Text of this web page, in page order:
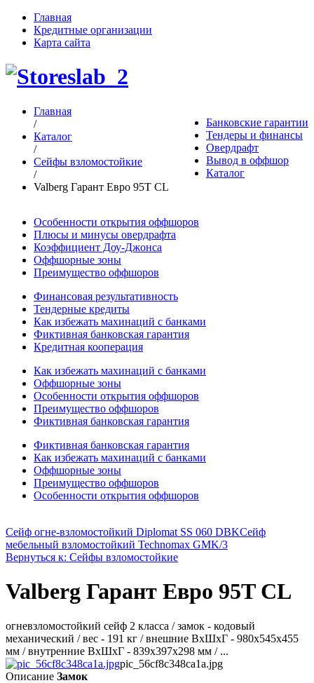
Главная
Кредитные организации
Карта сайта
Банковские гарантии
Тендеры и финансы
Овердрафт
Вывод в оффшор
Каталог
Главная
/
Каталог
/
Сейфы взломостойкие
/
Valberg Гарант Евро 95T CL
Особенности открытия оффшоров
Плюсы и минусы овердрафта
Коэффициент Доу-Джонса
Оффшорные зоны
Преимущество оффшоров
Финансовая результативность
Тендерные кредиты
Как избежать махинаций с банками
Фиктивная банковская гарантия
Кредитная кооперация
Как избежать махинаций с банками
Оффшорные зоны
Особенности открытия оффшоров
Преимущество оффшоров
Фиктивная банковская гарантия
Фиктивная банковская гарантия
Как избежать махинаций с банками
Оффшорные зоны
Преимущество оффшоров
Особенности открытия оффшоров
Сейф огне-взломостойкий Diplomat SS 060 DBKСейф
мебельный взломостойкий Technomax GMK/3
Вернуться к: Сейфы взломостойкие
Valberg Гарант Евро 95T CL
огневзломостойкий сейф 2 класса / замок - кодовый
механический / вес - 191 кг / внешние ВхШхГ - 980х545х455
мм / внутренние ВхШхГ - 839х397х298 мм / ...
pic_56cf8c348ca1a.jpg
Описание Замок